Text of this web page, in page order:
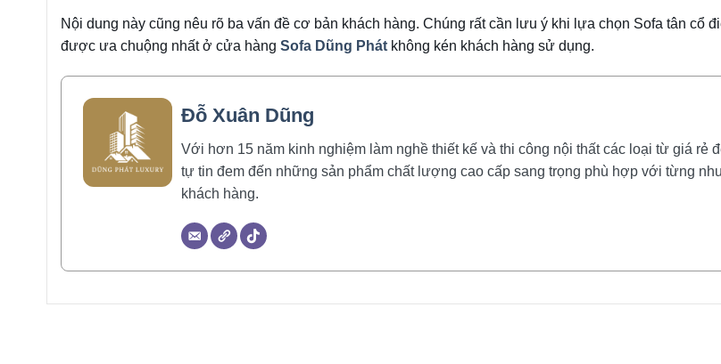
Nội dung này cũng nêu rõ ba vấn đề cơ bản khách hàng. Chúng rất cần lưu ý khi lựa chọn Sofa tân cổ
được ưa chuộng nhất ở cửa hàng Sofa Dũng Phát không kén khách hàng sử dụng.
Đỗ Xuân Dũng
Với hơn 15 năm kinh nghiệm làm nghề thiết kế và thi công nội thất các loại từ giá rẻ
tự tin đem đến những sản phẩm chất lượng cao cấp sang trọng phù hợp với từng
khách hàng.